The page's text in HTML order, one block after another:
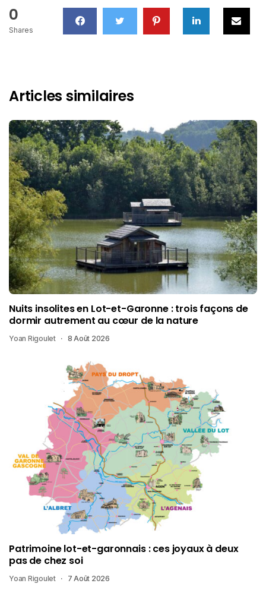
0
Shares
Articles similaires
Nuits insolites en Lot-et-Garonne : trois façons de
dormir autrement au cœur de la nature
Yoan Rigoulet 8 Août 2026
Patrimoine lot-et-garonnais : ces joyaux à deux
pas de chez soi
Yoan Rigoulet 7 Août 2026